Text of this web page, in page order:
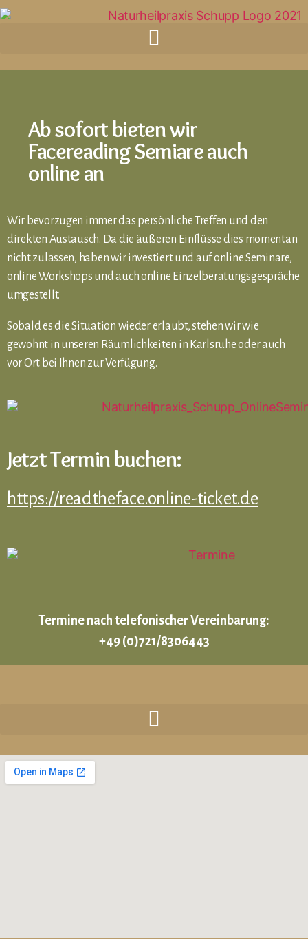
Ab sofort bieten wir
Facereading Semiare auch
online an
Wir bevorzugen immer das persönliche Treffen und den
direkten Austausch. Da die äußeren Einflüsse dies momentan
nicht zulassen, haben wir investiert und auf online Seminare,
online Workshops und auch online Einzelberatungsgespräche
umgestellt.
Sobald es die Situation wieder erlaubt, stehen wir wie
gewohnt in unseren Räumlichkeiten in Karlsruhe oder auch
vor Ort bei Ihnen zur Verfügung.
Jetzt Termin buchen:
https://readtheface.online-ticket.de
Termine nach telefonischer Vereinbarung:
+49 (0)721/8306443